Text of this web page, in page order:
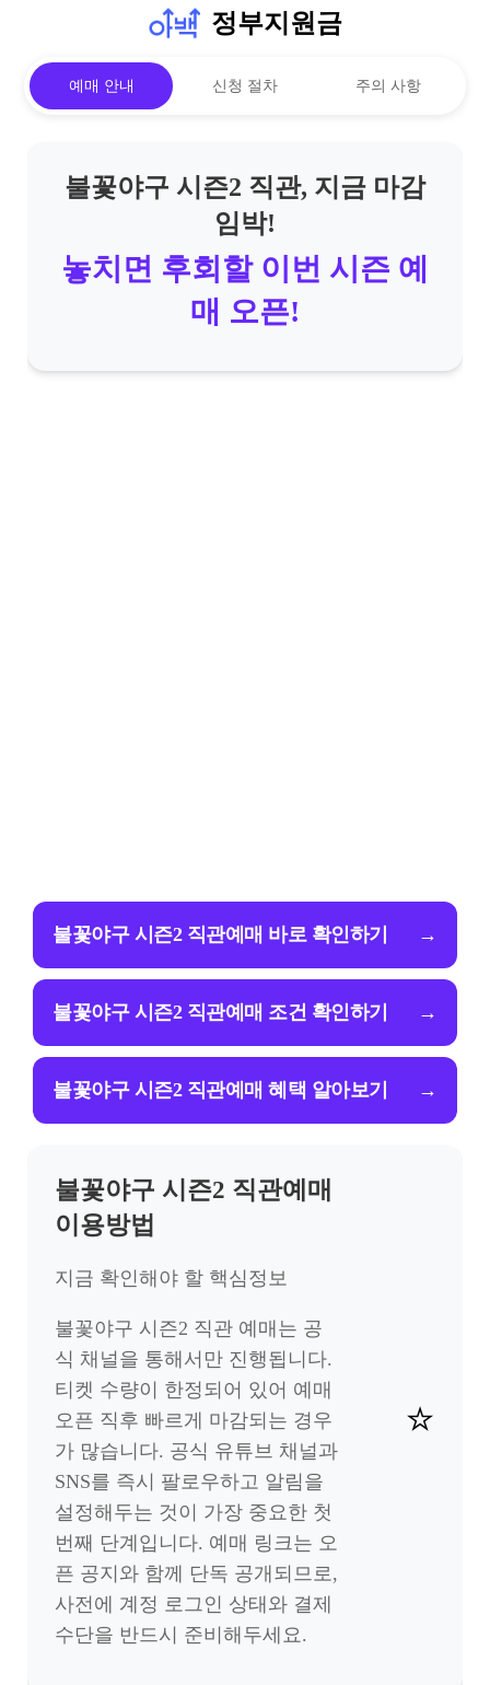
정부지원금
예매 안내 신청 절차 주의 사항
불꽃야구 시즌2 직관, 지금 마감
임박!
놓치면 후회할 이번 시즌 예
매 오픈!
불꽃야구 시즌2 직관예매 바로 확인하기 →
불꽃야구 시즌2 직관예매 조건 확인하기 →
불꽃야구 시즌2 직관예매 혜택 알아보기 →
불꽃야구 시즌2 직관예매
이용방법
지금 확인해야 할 핵심정보
불꽃야구 시즌2 직관 예매는 공
식 채널을 통해서만 진행됩니다.
티켓 수량이 한정되어 있어 예매
오픈 직후 빠르게 마감되는 경우
가 많습니다. 공식 유튜브 채널과
SNS를 즉시 팔로우하고 알림을
설정해두는 것이 가장 중요한 첫
번째 단계입니다. 예매 링크는 오
픈 공지와 함께 단독 공개되므로,
사전에 계정 로그인 상태와 결제
수단을 반드시 준비해두세요.
⭐